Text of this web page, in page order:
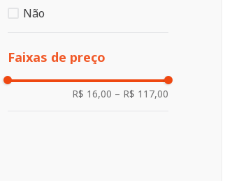
COM LTDA
Não
Faixas de preço
R$ 16,00 – R$ 117,00